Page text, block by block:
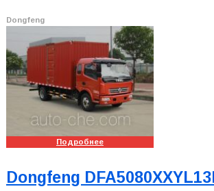
Dongfeng
Подробнее
Dongfeng